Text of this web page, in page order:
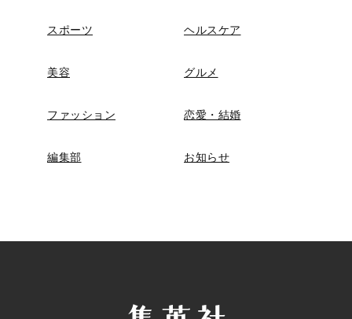
スポーツ ヘルスケア
美容 グルメ
ファッション 恋愛・結婚
編集部 お知らせ